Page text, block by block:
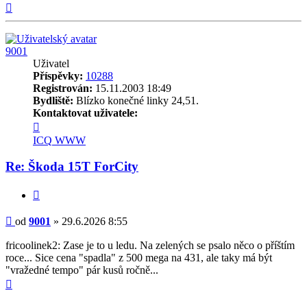
9001
Uživatel
Příspěvky: 10288
Registrován: 15.11.2003 18:49
Bydliště: Blízko konečné linky 24,51.
Kontaktovat uživatele:
uživatele
9001
ICQ WWW
Re: Škoda 15T ForCity
Příspěvek
od 9001 » 29.6.2026 8:55
fricoolinek2: Zase je to u ledu. Na zelených se psalo něco o příštím
roce... Sice cena "spadla" z 500 mega na 431, ale taky má být
"vražedné tempo" pár kusů ročně...